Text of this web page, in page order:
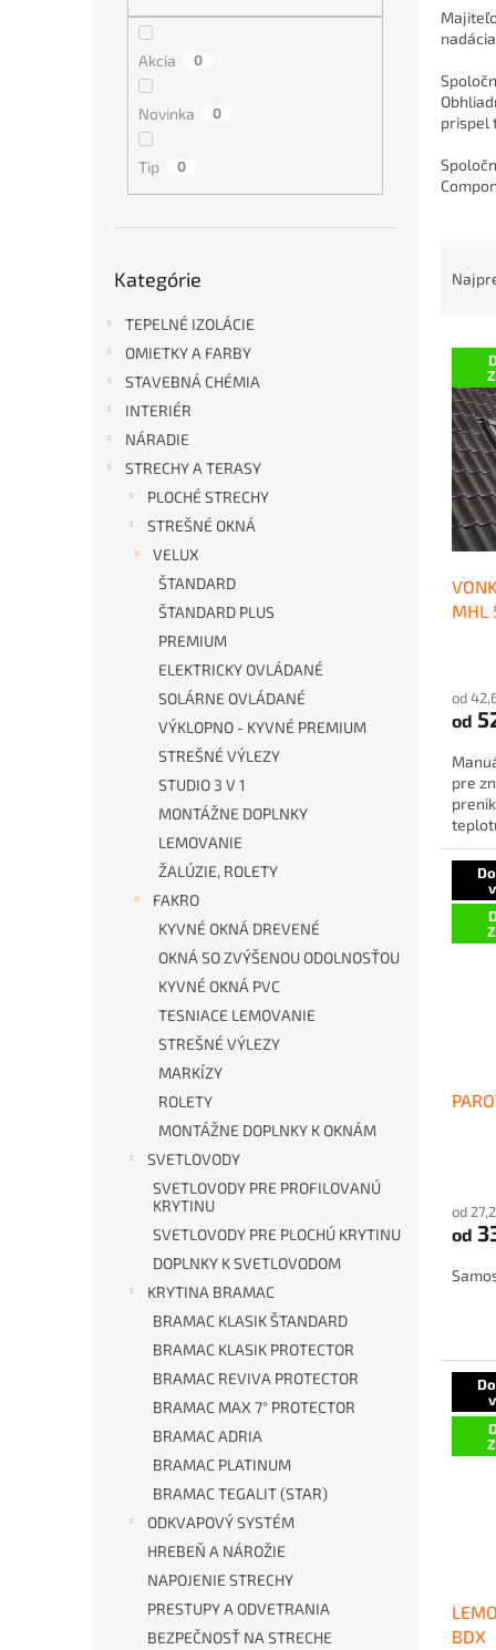
Akcia 0
Novinka 0
Tip 0
kategórie
Kategórie
TEPELNÉ IZOLÁCIE
OMIETKY A FARBY
STAVEBNÁ CHÉMIA
INTERIÉR
NÁRADIE
STRECHY A TERASY
PLOCHÉ STRECHY
STREŠNÉ OKNÁ
VELUX
ŠTANDARD
ŠTANDARD PLUS
PREMIUM
ELEKTRICKY OVLÁDANÉ
SOLÁRNE OVLÁDANÉ
VÝKLOPNO - KYVNÉ PREMIUM
STREŠNÉ VÝLEZY
STUDIO 3 V 1
MONTÁŽNE DOPLNKY
LEMOVANIE
ŽALÚZIE, ROLETY
FAKRO
KYVNÉ OKNÁ DREVENÉ
OKNÁ SO ZVÝŠENOU ODOLNOSŤOU
KYVNÉ OKNÁ PVC
TESNIACE LEMOVANIE
STREŠNÉ VÝLEZY
MARKÍZY
ROLETY
MONTÁŽNE DOPLNKY K OKNÁM
SVETLOVODY
SVETLOVODY PRE PROFILOVANÚ
KRYTINU
SVETLOVODY PRE PLOCHÚ KRYTINU
DOPLNKY K SVETLOVODOM
KRYTINA BRAMAC
BRAMAC KLASIK ŠTANDARD
BRAMAC KLASIK PROTECTOR
BRAMAC REVIVA PROTECTOR
BRAMAC MAX 7° PROTECTOR
BRAMAC ADRIA
BRAMAC PLATINUM
BRAMAC TEGALIT (STAR)
ODKVAPOVÝ SYSTÉM
HREBEŇ A NÁROŽIE
NAPOJENIE STRECHY
PRESTUPY A ODVETRANIA
BEZPEČNOSŤ NA STRECHE
prispel
n
p
V
p
p
MHL
je
z
5
od
od
pre
od
od
BDX